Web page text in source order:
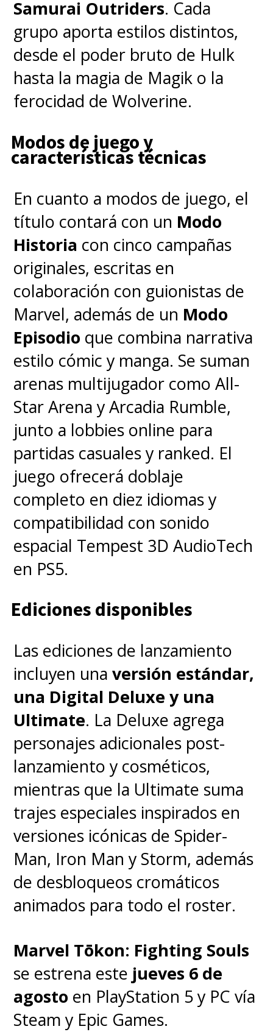
Pascal, yThunderbolts*.
Samurai Outriders. Cada
grupo aporta estilos distintos,
desde el poder bruto de Hulk
hasta la magia de Magik o la
ferocidad de Wolverine.
Modos de juego y
características técnicas
En cuanto a modos de juego, el
título contará con un Modo
Historia con cinco campañas
originales, escritas en
colaboración con guionistas de
Marvel, además de un Modo
Episodio que combina narrativa
estilo cómic y manga. Se suman
arenas multijugador como All-
Star Arena y Arcadia Rumble,
junto a lobbies online para
partidas casuales y ranked. El
juego ofrecerá doblaje
completo en diez idiomas y
compatibilidad con sonido
espacial Tempest 3D AudioTech
en PS5.
Ediciones disponibles
Las ediciones de lanzamiento
incluyen unaversión estándar,
una Digital Deluxe y una
Ultimate. La Deluxe agrega
personajes adicionales post-
lanzamiento y cosméticos,
mientras que la Ultimate suma
trajes especiales inspirados en
versiones icónicas de Spider-
Man, Iron Man y Storm, además
de desbloqueos cromáticos
animados para todo el roster.
Marvel Tōkon: Fighting Souls
se estrena este jueves 6 de
agosto en PlayStation 5 y PC vía
Steam y Epic Games.